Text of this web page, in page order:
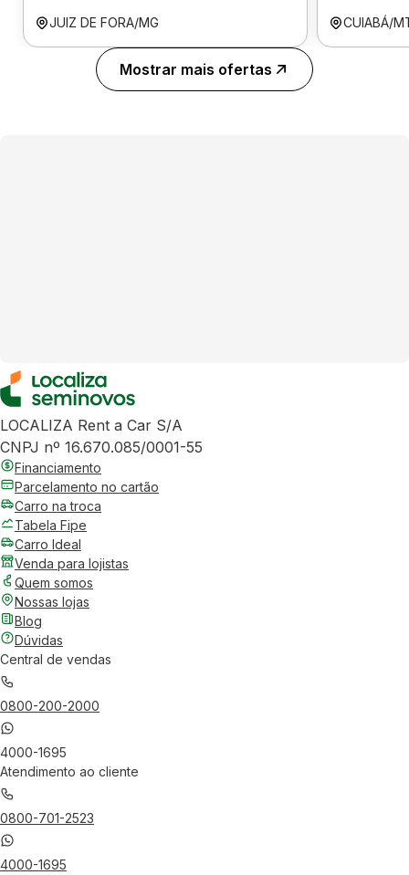
JUIZ DE FORA/MG CUIABÁ/
Mostrar mais ofertas
LOCALIZA Rent a Car S/A
CNPJ nº 16.670.085/0001-55
Financiamento
Parcelamento no cartão
Carro na troca
Tabela Fipe
Carro Ideal
Venda para lojistas
Quem somos
Nossas lojas
Blog
Dúvidas
Central de vendas
0800-200-2000
4000-1695
Atendimento ao cliente
0800-701-2523
4000-1695